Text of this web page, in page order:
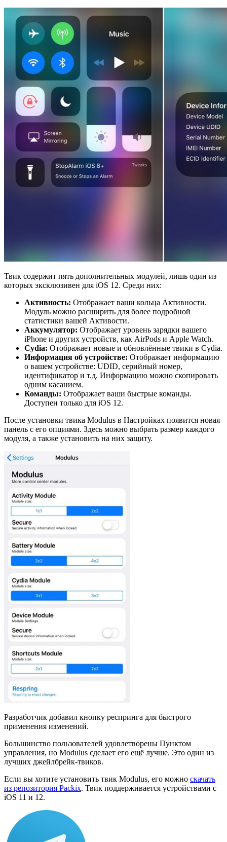
Твик содержит пять дополнительных модулей, лишь один из
которых эксклюзивен для iOS 12. Среди них:
Активность: Отображает ваши кольца Активности.
Модуль можно расширить для более подробной
статистики вашей Активости.
Аккумулятор: Отображает уровень зарядки вашего
iPhone и других устройств, как AirPods и Apple Watch.
Cydia: Отображает новые и обновлённые твики в Cydia.
Информация об устройстве: Отображает информацию
о вашем устройстве: UDID, серийный номер,
идентификатор и т.д. Информацию можно скопировать
одним касанием.
Команды: Отображает ваши быстрые команды.
Доступен только для iOS 12.
После установки твика Modulus в Настройках появится новая
панель с его опциями. Здесь можно выбрать размер каждого
модуля, а также установить на них защиту.
Разработчик добавил кнопку респринга для быстрого
применения изменений.
Большинство пользователей удовлетворены Пунктом
управления, но Modulus сделает его ещё лучше. Это один из
лучших джейлбрейк-твиков.
Если вы хотите установить твик Modulus, его можно скачать
из репозитория Packix. Твик поддерживается устройствами с
iOS 11 и 12.